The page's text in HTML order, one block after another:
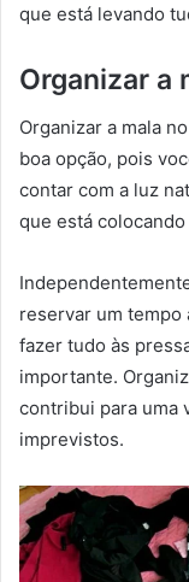
que está levando
Organizar a
Organizar a mala
boa opção, pois
contar com a luz
que está colocando
reservar um tempo
fazer tudo às
importante.
contribui para uma
imprevistos.